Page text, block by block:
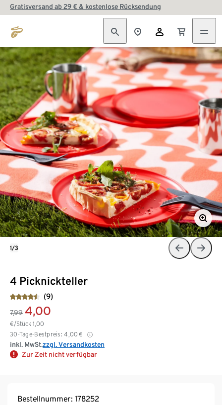
Gratisversand ab 29 € & kostenlose Rücksendung
4 Picknickteller
(9)
7,99 4,00
€/Stück 1,00
30-Tage-Bestpreis: 4,00 €
inkl. MwSt.zzgl. Versandkosten
Zur Zeit nicht verfügbar
1/3
Bestellnummer: 178252